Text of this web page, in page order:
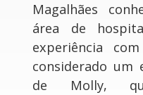
Magalhães
área de
experiência
considerado um
de Molly,